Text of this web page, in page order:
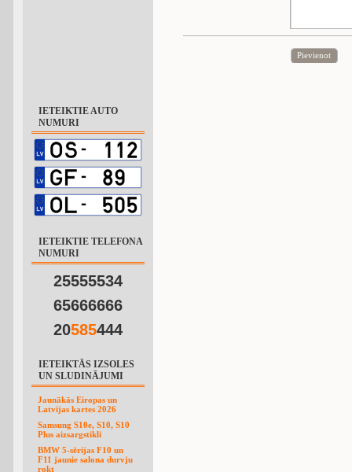
IETEIKTIE AUTO
NUMURI
IETEIKTIE TELEFONA
NUMURI
25555534
65666666
20585444
IETEIKTĀS IZSOLES
UN SLUDINĀJUMI
Jaunākās Eiropas un
Latvijas kartes 2026
Samsung S10e, S10, S10
Plus aizsargstikli
BMW 5-sērijas F10 un
F11 jaunie salona durvju
rokt
Pievienot